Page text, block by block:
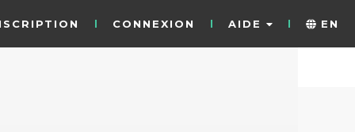
CONNEXION AIDE EN